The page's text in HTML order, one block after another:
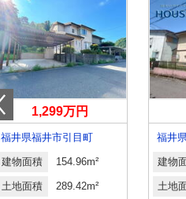
1,299万円
福井県福井市引目町
建物面積 154.96m²
土地面積 289.42m²
福井
建物
土地